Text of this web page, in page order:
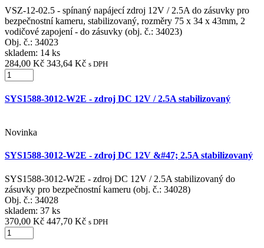
VSZ-12-02.5 - spínaný napájecí zdroj 12V / 2.5A do zásuvky pro
bezpečnostní kameru, stabilizovaný, rozměry 75 x 34 x 43mm, 2
vodičové zapojení - do zásuvky (obj. č.: 34023)
Obj. č.: 34023
skladem: 14 ks
284,00 Kč 343,64 Kč s DPH
SYS1588-3012-W2E - zdroj DC 12V / 2.5A stabilizovaný
Novinka
SYS1588-3012-W2E - zdroj DC 12V &#47; 2.5A stabilizovaný
SYS1588-3012-W2E - zdroj DC 12V / 2.5A stabilizovaný do
zásuvky pro bezpečnostní kameru (obj. č.: 34028)
Obj. č.: 34028
skladem: 37 ks
370,00 Kč 447,70 Kč s DPH